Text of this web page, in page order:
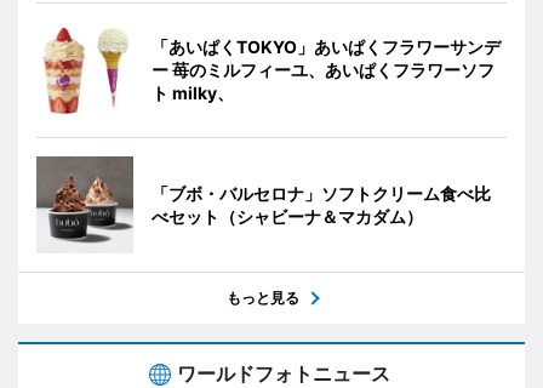
「あいぱくTOKYO」あいぱくフラワーサンデ
ー 苺のミルフィーユ、あいぱくフラワーソフ
ト milky、
「ブボ・バルセロナ」ソフトクリーム食べ比
べセット（シャビーナ＆マカダム）
もっと見る
ワールドフォトニュース